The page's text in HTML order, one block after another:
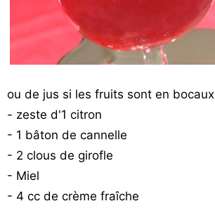
ou de jus si les fruits sont en bocaux
- zeste d'1 citron
- 1 bâton de cannelle
- 2 clous de girofle
- Miel
- 4 cc de crème fraîche